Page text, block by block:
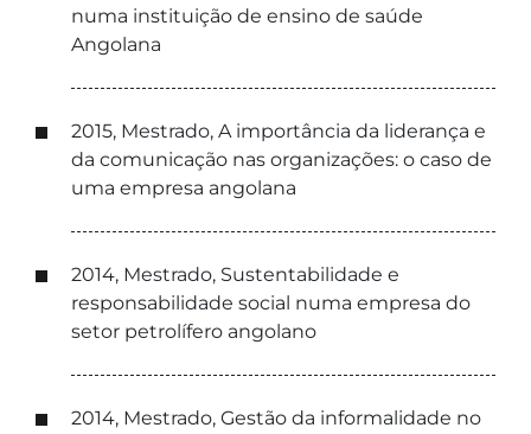
numa instituição de ensino de saúde
Angolana
2015, Mestrado, A importância da liderança e
da comunicação nas organizações: o caso de
uma empresa angolana
2014, Mestrado, Sustentabilidade e
responsabilidade social numa empresa do
setor petrolífero angolano
2014, Mestrado, Gestão da informalidade no